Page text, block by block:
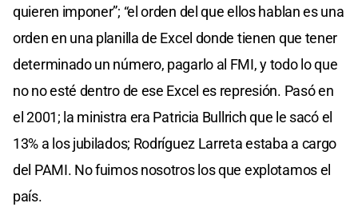
quieren imponer”; “el orden del que ellos hablan es una
orden en una planilla de Excel donde tienen que tener
determinado un número, pagarlo al FMI, y todo lo que
no no esté dentro de ese Excel es represión. Pasó en
el 2001; la ministra era Patricia Bullrich que le sacó el
13% a los jubilados; Rodríguez Larreta estaba a cargo
del PAMI. No fuimos nosotros los que explotamos el
país.